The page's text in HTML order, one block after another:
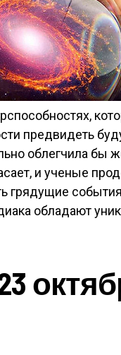
предвидеть
облегчила бы
и ученые
грядущие
обладают